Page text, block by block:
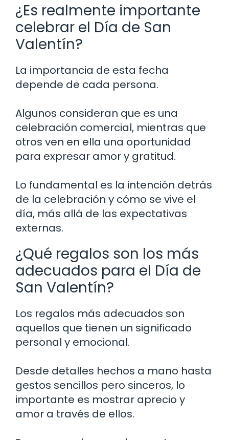
¿Es realmente importante
celebrar el Día de San
Valentín?
La importancia de esta fecha
depende de cada persona.
Algunos consideran que es una
celebración comercial, mientras que
otros ven en ella una oportunidad
para expresar amor y gratitud.
Lo fundamental es la intención detrás
de la celebración y cómo se vive el
día, más allá de las expectativas
externas.
¿Qué regalos son los más
adecuados para el Día de
San Valentín?
Los regalos más adecuados son
aquellos que tienen un significado
personal y emocional.
Desde detalles hechos a mano hasta
gestos sencillos pero sinceros, lo
importante es mostrar aprecio y
amor a través de ellos.